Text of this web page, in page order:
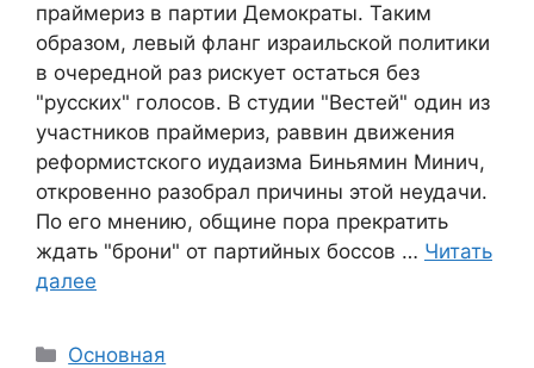
праймериз в партии Демократы. Таким
образом, левый фланг израильской политики
в очередной раз рискует остаться без
"русских" голосов. В студии "Вестей" один из
участников праймериз, раввин движения
реформистского иудаизма Биньямин Минич,
откровенно разобрал причины этой неудачи.
По его мнению, общине пора прекратить
ждать "брони" от партийных боссов … Читать
далее
Рубрики
Основная